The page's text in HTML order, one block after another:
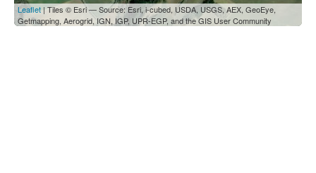
Leaflet | Tiles © Esri — Source: Esri, i-cubed, USDA, USGS, AEX, GeoEye,
Getmapping, Aerogrid, IGN, IGP, UPR-EGP, and the GIS User Community